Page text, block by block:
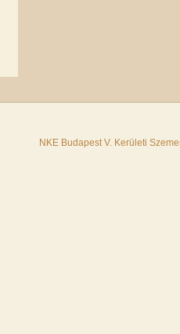
NKE Budapest V. Kerületi